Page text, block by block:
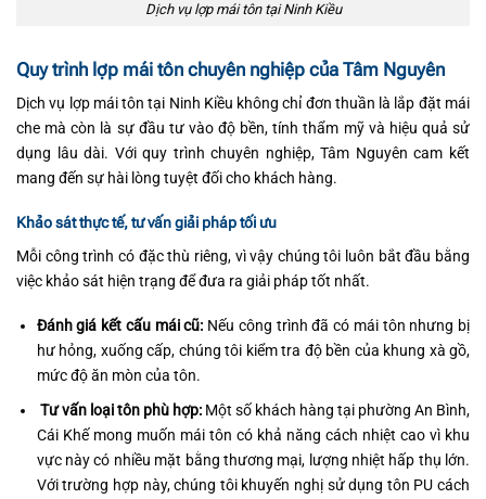
Dịch vụ lợp mái tôn tại Ninh Kiều
Quy trình lợp mái tôn chuyên nghiệp của Tâm Nguyên
Dịch vụ lợp mái tôn tại Ninh Kiều không chỉ đơn thuần là lắp đặt mái
che mà còn là sự đầu tư vào độ bền, tính thẩm mỹ và hiệu quả sử
dụng lâu dài. Với quy trình chuyên nghiệp, Tâm Nguyên cam kết
mang đến sự hài lòng tuyệt đối cho khách hàng.
Khảo sát thực tế, tư vấn giải pháp tối ưu
Mỗi công trình có đặc thù riêng, vì vậy chúng tôi luôn bắt đầu bằng
việc khảo sát hiện trạng để đưa ra giải pháp tốt nhất.
Đánh giá kết cấu mái cũ: Nếu công trình đã có mái tôn nhưng bị
hư hỏng, xuống cấp, chúng tôi kiểm tra độ bền của khung xà gồ,
mức độ ăn mòn của tôn.
Tư vấn loại tôn phù hợp:Một số khách hàng tại phường An Bình,
Cái Khế mong muốn mái tôn có khả năng cách nhiệt cao vì khu
vực này có nhiều mặt bằng thương mại, lượng nhiệt hấp thụ lớn.
Với trường hợp này, chúng tôi khuyến nghị sử dụng tôn PU cách